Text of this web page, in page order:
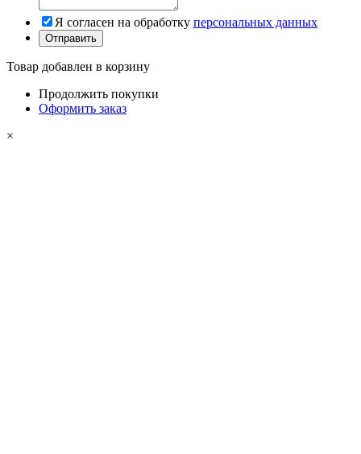
Я согласен на обработку персональных данных
Товар добавлен в корзину
Продолжить покупки
Оформить заказ
×